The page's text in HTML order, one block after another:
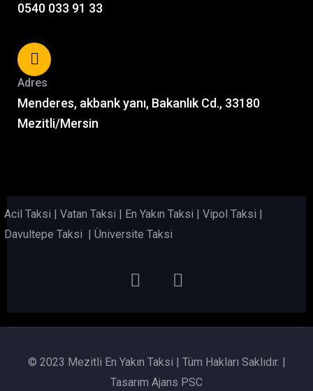
0540 033 91 33
Adres
Menderes, akbank yanı, Bakanlık Cd., 33180
Mezitli/Mersin
Acil Taksi |Vatan Taksi | En Yakın Taksi |Vipol Taksi |
Davultepe Taksi |Üniversite Taksi
© 2023 Mezitli En Yakın Taksi | Tüm Hakları Saklıdır. |
Tasarım Ajans PSC